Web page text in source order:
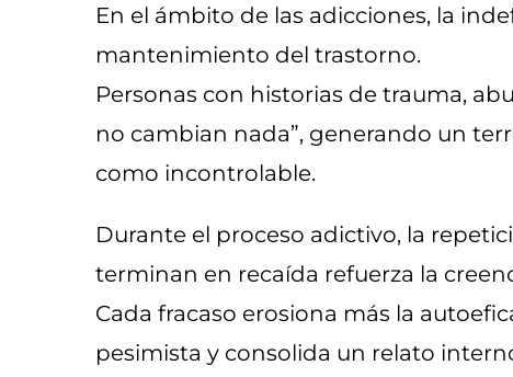
En el ámbito de las adicciones, la
mantenimiento del trastorno.
Personas con historias de trauma,
no cambian nada”, generando un
como incontrolable.
Durante el proceso adictivo, la
terminan en recaída refuerza la
Cada fracaso erosiona más la
pesimista y consolida un relato